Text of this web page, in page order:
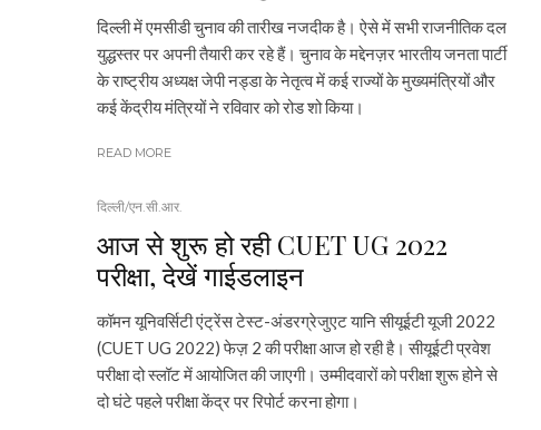
दिल्ली में एमसीडी चुनाव की तारीख नजदीक है। ऐसे में सभी राजनीतिक दल
युद्धस्तर पर अपनी तैयारी कर रहे हैं। चुनाव के मद्देनज़र भारतीय जनता पार्टी
के राष्ट्रीय अध्यक्ष जेपी नड्डा के नेतृत्व में कई राज्यों के मुख्यमंत्रियों और
कई केंद्रीय मंत्रियों ने रविवार को रोड शो किया।
READ MORE
दिल्ली/एन.सी.आर.
आज से शुरू हो रही CUET UG 2022
परीक्षा, देखें गाईडलाइन
कॉमन यूनिवर्सिटी एंट्रेंस टेस्ट-अंडरग्रेजुएट यानि सीयूईटी यूजी 2022
(CUET UG 2022) फेज़ 2 की परीक्षा आज हो रही है। सीयूईटी प्रवेश
परीक्षा दो स्लॉट में आयोजित की जाएगी। उम्मीदवारों को परीक्षा शुरू होने से
दो घंटे पहले परीक्षा केंद्र पर रिपोर्ट करना होगा।